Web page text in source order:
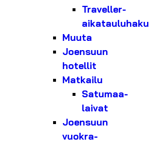
Traveller-
aikatauluhaku
Muuta
Joensuun
hotellit
Matkailu
Satumaa-
laivat
Joensuun
vuokra-